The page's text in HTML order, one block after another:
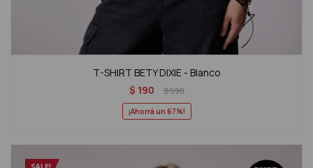
T-SHIRT BETY DIXIE - Blanco
$ 190 $590
67